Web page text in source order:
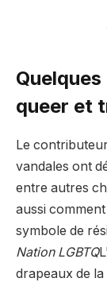
queer et
Le
vandales ont
entre autres
aussi
symbole de
Nation LGBTQ
drapeaux de la